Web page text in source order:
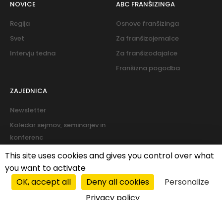
NOVICE
Regija
Svet
Intervju tedna
ABC FRANŠIZINGA
Osnove franšizinga
Za franšizojemalce
Za franšizodajalce
Franšizna pogodba
ZAJEDNICA
Newsletter
Koledar sejmov, seminarjev in
konferenc
Forum
Pravilnik o piškotkih|Pravilnik o zasebnosti
© 2026 PROFIT franchise services d.o.o. All rights reserved.
This site uses cookies and gives you control over what
you want to activate
OK, accept all
Deny all cookies
Personalize